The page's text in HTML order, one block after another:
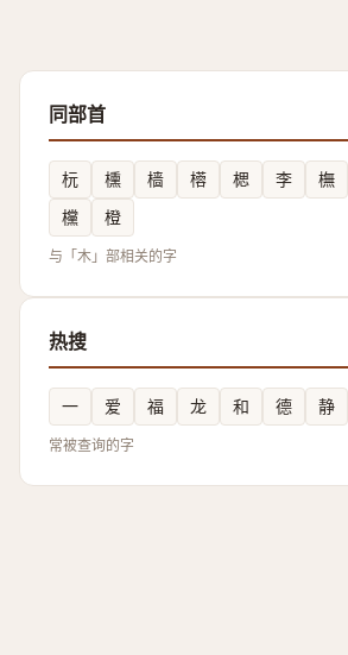
同部首
杬 櫄 樯 㯴 楒 李 橅
欓
橙
与「木」部相关的字
热搜
一 爱 福 龙 和 德 静
常被查询的字